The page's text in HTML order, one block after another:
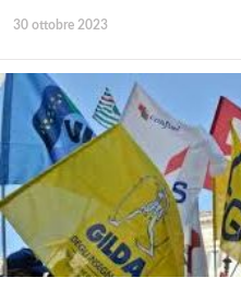
30 ottobre 2023